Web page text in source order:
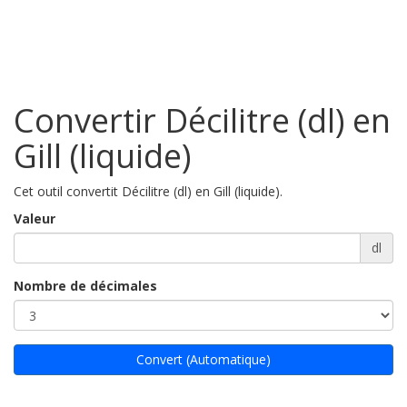
Convertir Décilitre (dl) en
Gill (liquide)
Cet outil convertit Décilitre (dl) en Gill (liquide).
Valeur
dl
Nombre de décimales
Convert (Automatique)